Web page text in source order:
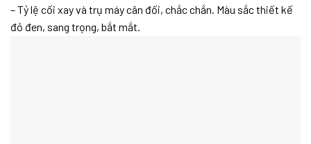
– Tỷ lệ cối xay và trụ máy cân đối, chắc chắn. Màu sắc thiết kế
đỏ đen, sang trọng, bắt mắt.